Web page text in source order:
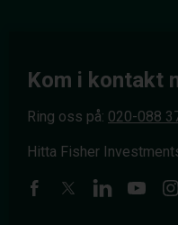
Kom i kontakt
Ring oss på: 020-088
Hitta Fisher